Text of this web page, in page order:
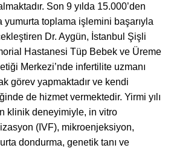
Son 9 yılda 15.000’den
yumurta toplama işlemini başarıyla
Dr. Aygün, İstanbul Şişli
Hastanesi Tüp Bebek ve Üreme
Merkezi’nde infertilite uzmanı
görev yapmaktadır ve kendi
de hizmet vermektedir. Yirmi yılı
klinik deneyimiyle, in vitro
(IVF), mikroenjeksiyon,
dondurma, genetik tanı ve